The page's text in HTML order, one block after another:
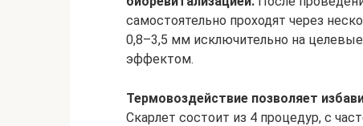
самостоятельно проходят через
0,8–3,5 мм исключительно на
эффектом.
Термовоздействие позволяет
Скарлет состоит из 4 процедур, с